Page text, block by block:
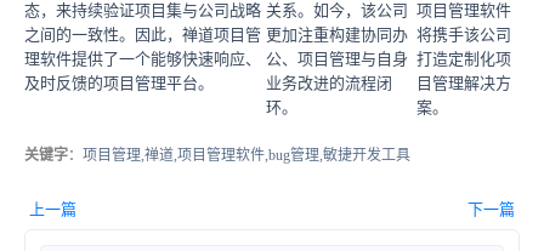
项目管理软件
将携手该公司
打造定制化项
目管理解决方
案。
关系。如今，该公司
更加注重构建协同办
公、项目管理与自身
业务改进的流程闭
环。
态，来持续验证项目集与公司战略
之间的一致性。因此，禅道项目管
理软件提供了一个能够快速响应、
及时反馈的项目管理平台。
关键字：项目管理,禅道,项目管理软件,bug管理,敏捷开发工具
上一篇 下一篇